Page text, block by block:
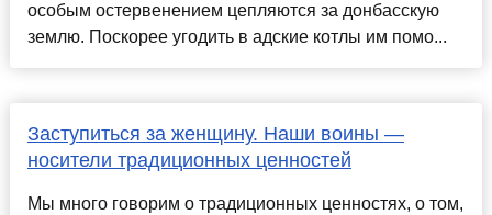
особым остервенением цепляются за донбасскую
землю. Поскорее угодить в адские котлы им помо...
Заступиться за женщину. Наши воины —
носители традиционных ценностей
Мы много говорим о традиционных ценностях, о том,